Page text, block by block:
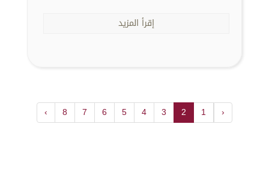
إقرأ المزيد
‹
1
2
3
4
5
6
7
8
›